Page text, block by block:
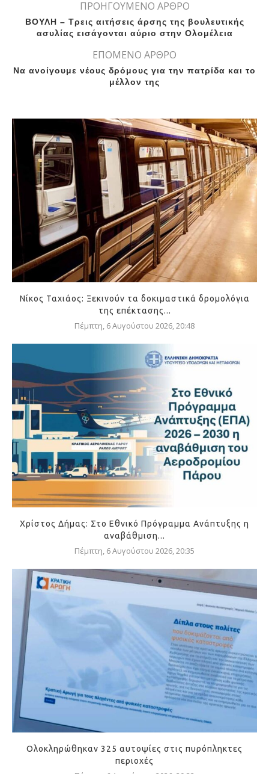
ΠΡΟΗΓΟΥΜΕΝΟ ΑΡΘΡΟ
ΒΟΥΛΗ – Τρεις αιτήσεις άρσης της βουλευτικής
ασυλίας εισάγονται αύριο στην Ολομέλεια
ΕΠΟΜΕΝΟ ΑΡΘΡΟ
Να ανοίγουμε νέους δρόμους για την πατρίδα και το
μέλλον της
Νίκος Ταχιάος: Ξεκινούν τα δοκιμαστικά δρομολόγια
της επέκτασης...
Πέμπτη, 6 Αυγούστου 2026, 20:48
Χρίστος Δήμας: Στο Εθνικό Πρόγραμμα Ανάπτυξης η
αναβάθμιση...
Πέμπτη, 6 Αυγούστου 2026, 20:35
Ολοκληρώθηκαν 325 αυτοψίες στις πυρόπληκτες
περιοχές